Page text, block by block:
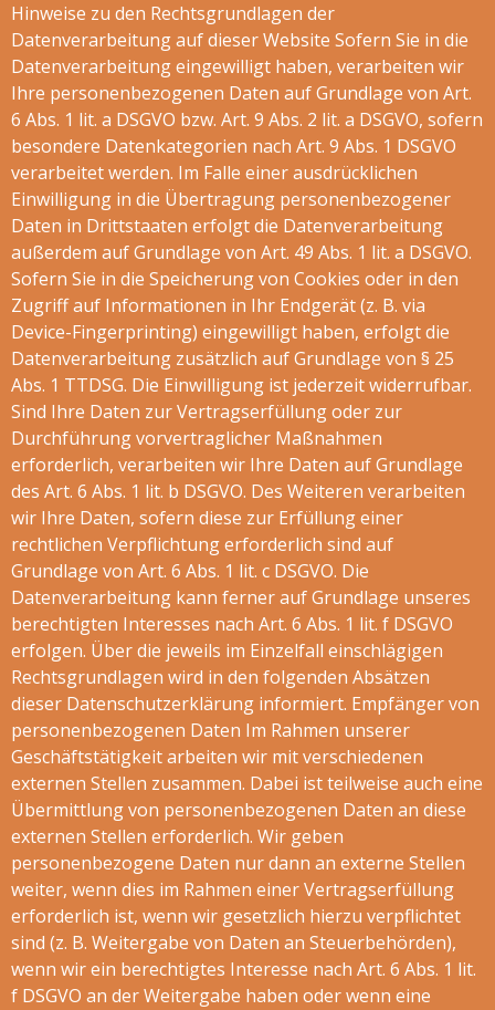
Hinweise zu den Rechtsgrundlagen der
Datenverarbeitung auf dieser Website Sofern Sie in die
Datenverarbeitung eingewilligt haben, verarbeiten wir
Ihre personenbezogenen Daten auf Grundlage von Art.
6 Abs. 1 lit. a DSGVO bzw. Art. 9 Abs. 2 lit. a DSGVO, sofern
besondere Datenkategorien nach Art. 9 Abs. 1 DSGVO
verarbeitet werden. Im Falle einer ausdrücklichen
Einwilligung in die Übertragung personenbezogener
Daten in Drittstaaten erfolgt die Datenverarbeitung
außerdem auf Grundlage von Art. 49 Abs. 1 lit. a DSGVO.
Sofern Sie in die Speicherung von Cookies oder in den
Zugriff auf Informationen in Ihr Endgerät (z. B. via
Device-Fingerprinting) eingewilligt haben, erfolgt die
Datenverarbeitung zusätzlich auf Grundlage von § 25
Abs. 1 TTDSG. Die Einwilligung ist jederzeit widerrufbar.
Sind Ihre Daten zur Vertragserfüllung oder zur
Durchführung vorvertraglicher Maßnahmen
erforderlich, verarbeiten wir Ihre Daten auf Grundlage
des Art. 6 Abs. 1 lit. b DSGVO. Des Weiteren verarbeiten
wir Ihre Daten, sofern diese zur Erfüllung einer
rechtlichen Verpflichtung erforderlich sind auf
Grundlage von Art. 6 Abs. 1 lit. c DSGVO. Die
Datenverarbeitung kann ferner auf Grundlage unseres
berechtigten Interesses nach Art. 6 Abs. 1 lit. f DSGVO
erfolgen. Über die jeweils im Einzelfall einschlägigen
Rechtsgrundlagen wird in den folgenden Absätzen
dieser Datenschutzerklärung informiert. Empfänger von
personenbezogenen Daten Im Rahmen unserer
Geschäftstätigkeit arbeiten wir mit verschiedenen
externen Stellen zusammen. Dabei ist teilweise auch eine
Übermittlung von personenbezogenen Daten an diese
externen Stellen erforderlich. Wir geben
personenbezogene Daten nur dann an externe Stellen
weiter, wenn dies im Rahmen einer Vertragserfüllung
erforderlich ist, wenn wir gesetzlich hierzu verpflichtet
sind (z. B. Weitergabe von Daten an Steuerbehörden),
wenn wir ein berechtigtes Interesse nach Art. 6 Abs. 1 lit.
f DSGVO an der Weitergabe haben oder wenn eine